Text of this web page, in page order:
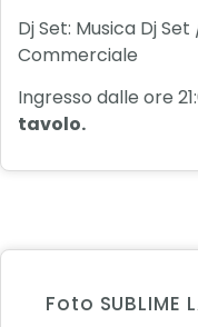
Dj Set: Musica Dj
Commerciale
Ingresso dalle ore
tavolo.
Foto SUBLIME